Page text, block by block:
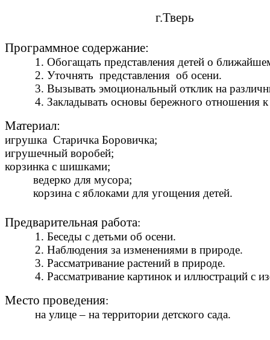
г.Тверь
Программное содержание:
1. Обогащать представления детей о
2. Уточнять представления об осени.
3. Вызывать эмоциональный отклик на
4. Закладывать основы бережного отношения к
Материал:
игрушка Старичка Боровичка;
игрушечный воробей;
корзинка с шишками;
ведерко для мусора;
корзина с яблоками для угощения детей.
Предварительная работа:
1. Беседы с детьми об осени.
2. Наблюдения за изменениями в природе.
3. Рассматривание растений в природе.
4. Рассматривание картинок и иллюстраций с
Место проведения:
на улице – на территории детского сада.